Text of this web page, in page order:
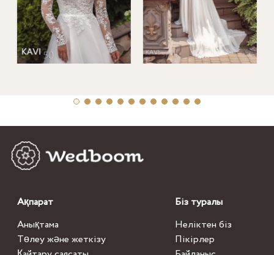
Ақпарат
Анықтама
Төлеу және жеткізу
Біз туралы
Неліктен біз
Пікірлер